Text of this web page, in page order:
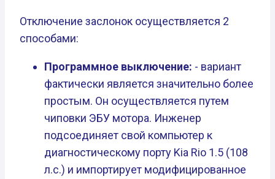
Отключение заслонок осуществляется 2
способами:
Программное выключение: - вариант
фактически является значительно более
простым. Он осуществляется путем
чиповки ЭБУ мотора. Инженер
подсоединяет свой компьютер к
диагностическому порту Kia Rio 1.5 (108
л.с.) и импортирует модифицированное